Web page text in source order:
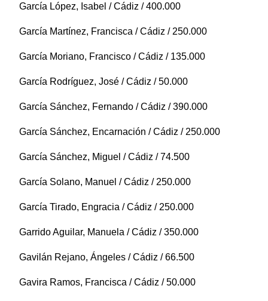
García López, Isabel / Cádiz / 400.000
García Martínez, Francisca / Cádiz / 250.000
García Moriano, Francisco / Cádiz / 135.000
García Rodríguez, José / Cádiz / 50.000
García Sánchez, Fernando / Cádiz / 390.000
García Sánchez, Encarnación / Cádiz / 250.000
García Sánchez, Miguel / Cádiz / 74.500
García Solano, Manuel / Cádiz / 250.000
García Tirado, Engracia / Cádiz / 250.000
Garrido Aguilar, Manuela / Cádiz / 350.000
Gavilán Rejano, Ángeles / Cádiz / 66.500
Gavira Ramos, Francisca / Cádiz / 50.000